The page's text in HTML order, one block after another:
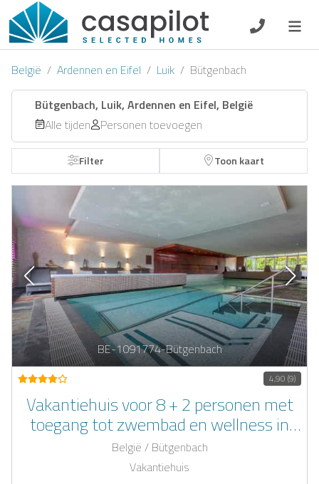
DE EN ES FR
Ontbijt
Voucher
Verhuurder
België Ardennen en Eifel Luik Bütgenbach
Bütgenbach, Luik, Ardennen en Eifel, België
Alle tijden
Personen toevoegen
Filter Toon kaart
BE-1091774-Bütgenbach
4,90 (9)
Vakantiehuis voor 8 + 2 personen met
toegang tot zwembad en wellness in
Bütgenbach
België / Bütgenbach
Vakantiehuis